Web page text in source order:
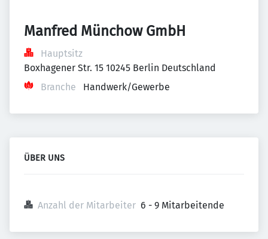
Manfred Münchow GmbH
Hauptsitz
Boxhagener Str. 15 10245 Berlin Deutschland
Branche
Handwerk/Gewerbe
ÜBER UNS
Anzahl der Mitarbeiter 6 - 9 Mitarbeitende